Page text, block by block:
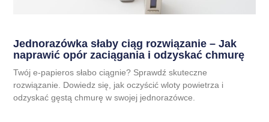
Jednorazówka słaby ciąg rozwiązanie – Jak
naprawić opór zaciągania i odzyskać chmurę
Twój e-papieros słabo ciągnie? Sprawdź skuteczne
rozwiązanie. Dowiedz się, jak oczyścić wloty powietrza i
odzyskać gęstą chmurę w swojej jednorazówce.